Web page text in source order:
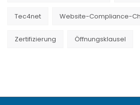
Tec4net Website-Compliance-
Zertifizierung Öffnungsklausel